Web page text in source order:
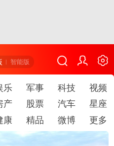
智能版
乐 军事 科技
视频
产 股票 汽车
星座
康 精品 微博 更多